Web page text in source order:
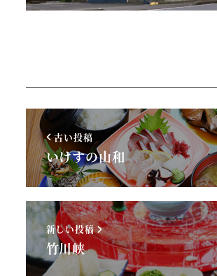
古い投稿
いけすの山和
新しい投稿
竹川峡